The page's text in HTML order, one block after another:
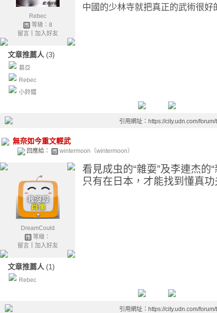
Rebec
等級：8
留言｜ 加入好友
文章推薦人 (3)
慕亞
Rebec
小鈴鐺
中國的少林寺就把真正的武術很好
引用網址：https://city.udn.com/
無奈如今重文輕武
回應給： wintermoon（wintermoon）
DreamCould
等級：
留言｜ 加入好友
文章推薦人 (1)
Rebec
看見成虫的“雜耍”及李連杰的
只有在日本，才能找到懂真
引用網址：https://city.udn.com/